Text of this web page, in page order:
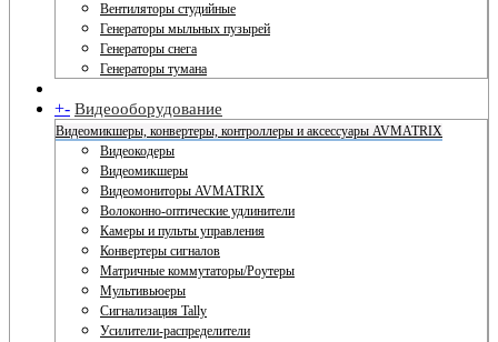
Вентиляторы студийные
Генераторы мыльных пузырей
Генераторы снега
Генераторы тумана
+- Видеооборудование
Видеомикшеры, конвертеры, контроллеры и аксессуары AVMATRIX
Видеокодеры
Видеомикшеры
Видеомониторы AVMATRIX
Волоконно-оптические удлинители
Камеры и пульты управления
Конвертеры сигналов
Матричные коммутаторы/Роутеры
Мультивьюеры
Сигнализация Tally
Усилители-распределители